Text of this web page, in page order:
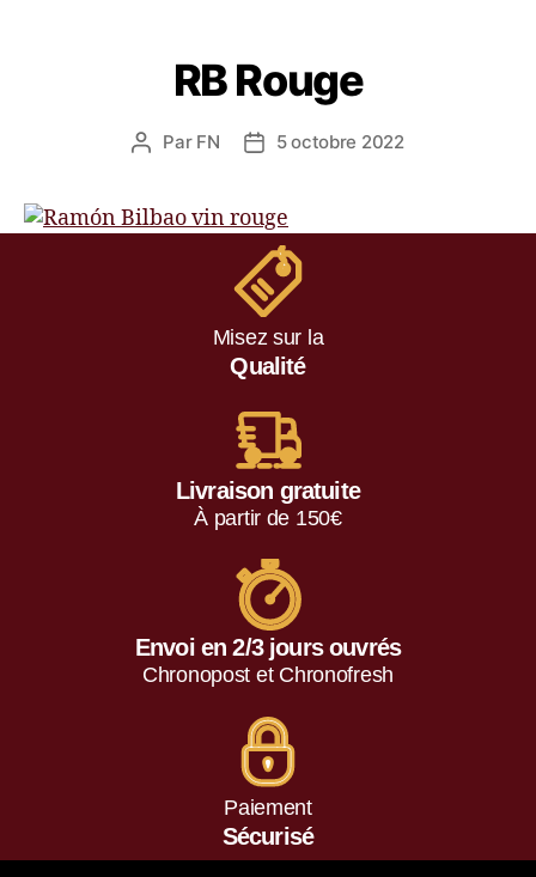
RB Rouge
Par FN 5 octobre 2022
Misez sur la
Qualité
Livraison gratuite
À partir de 150€
Envoi en 2/3 jours ouvrés
Chronopost et Chronofresh
Paiement
Sécurisé